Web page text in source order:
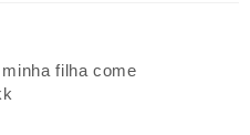
filha come